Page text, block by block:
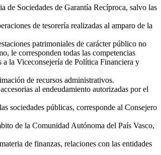
de Sociedades de Garantía Recíproca, salvo las
de tesorería realizadas al amparo de la
patrimoniales de carácter público no
le corresponden todas las competencias
a la Viceconsejería de Política Financiera y
de recursos administrativos.
al endeudamiento autorizadas por el
sociedades públicas, corresponde al Consejero
de la Comunidad Autónoma del País Vasco,
de finanzas, relaciones con las entidades